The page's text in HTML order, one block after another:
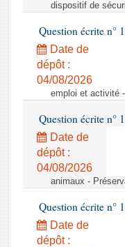
dispositif de
Question écrite n°
Date de
dépôt :
04/08/2026
emploi et activité
Question écrite n°
Date de
dépôt :
04/08/2026
animaux -
Question écrite n°
Date de
dépôt :